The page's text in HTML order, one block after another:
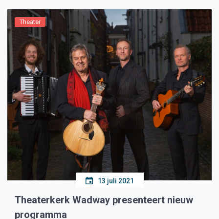
Theater
13 juli 2021
Theaterkerk Wadway presenteert nieuw
programma